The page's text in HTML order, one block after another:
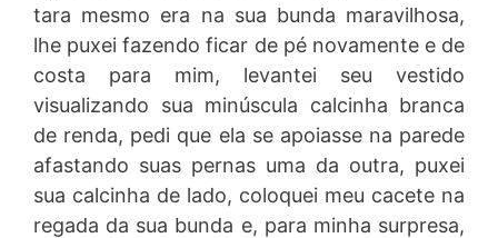
tara mesmo era na sua bunda maravilhosa,
lhe puxei fazendo ficar de pé novamente e de
costa para mim, levantei seu vestido
visualizando sua minúscula calcinha branca
de renda, pedi que ela se apoiasse na parede
afastando suas pernas uma da outra, puxei
sua calcinha de lado, coloquei meu cacete na
regada da sua bunda e, para minha surpresa,